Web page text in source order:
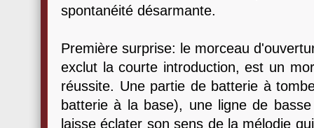
spontanéité désarmante.
Première surprise: le morceau
exclut la courte introduction, est un
réussite. Une partie de batterie à
batterie à la base), une ligne de
laisse éclater son sens de la mélodie